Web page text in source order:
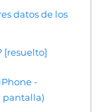
datos de los
[resuelto]
-
pantalla)